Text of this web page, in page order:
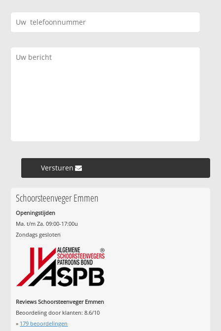
Versturen »
Schoorsteenveger Emmen
Openingstijden
Ma. t/m Za. 09:00-17:00u
Zondags gesloten
Reviews Schoorsteenveger Emmen
Beoordeling door klanten:8.6/10
» 179 beoordelingen